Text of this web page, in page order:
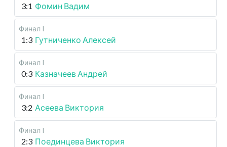
3:1 Фомин Вадим
Финал I
1:3 Гутниченко Алексей
Финал I
0:3 Казначеев Андрей
Финал I
3:2 Асеева Виктория
Финал I
2:3 Поединцева Виктория